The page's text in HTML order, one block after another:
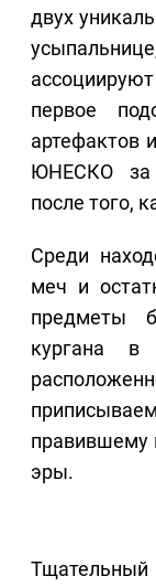
двух
первое
артефактов
ЮНЕСКО за
после того,
Среди
меч и
предметы
кургана в
правившему
эры.